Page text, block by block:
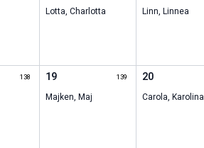
Lotta, Charlotta Linn,Linnea
138 19 139
Majken, Maj
20
Carola,Karolina